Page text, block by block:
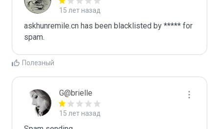
15 лет назад
askhunremile.cn has been blacklisted by ***** for
spam.
Полезный
G@brielle
15 лет назад